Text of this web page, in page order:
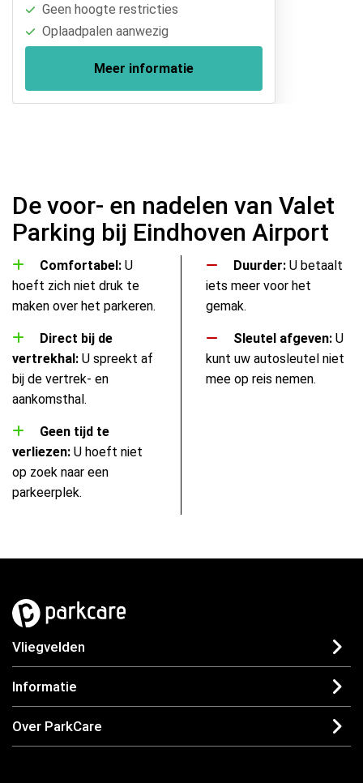
Geen hoogte restricties
Oplaadpalen aanwezig
Meer informatie
De voor- en nadelen van Valet
Parking bij Eindhoven Airport
Comfortabel: U
hoeft zich niet druk te
maken over het parkeren.
Direct bij de
vertrekhal: U spreekt af
bij de vertrek- en
aankomsthal.
Geen tijd te
verliezen: U hoeft niet
op zoek naar een
parkeerplek.
Duurder: U betaalt
iets meer voor het
gemak.
Sleutel afgeven: U
kunt uw autosleutel niet
mee op reis nemen.
Vliegvelden
Informatie
Over ParkCare